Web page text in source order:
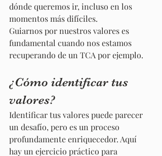
dónde queremos ir, incluso en los
momentos más difíciles.
Guiarnos por nuestros valores es
fundamental cuando nos estamos
recuperando de un TCA por ejemplo.
¿Cómo identificar tus
valores?
Identificar tus valores puede parecer
un desafío, pero es un proceso
profundamente enriquecedor. Aquí
hay un ejercicio práctico para